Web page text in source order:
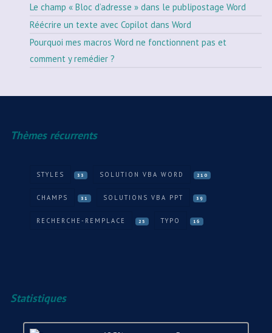
Le champ « Bloc d’adresse » dans le publipostage Word
Réécrire un texte avec Copilot dans Word
Pourquoi mes macros Word ne fonctionnent pas et
comment y remédier ?
Thèmes récurrents
STYLES 33 SOLUTION VBA WORD 210
CHAMPS 31 SOLUTIONS VBA PPT 39
RECHERCHE-REMPLACE 25 TYPO 16
Statistiques